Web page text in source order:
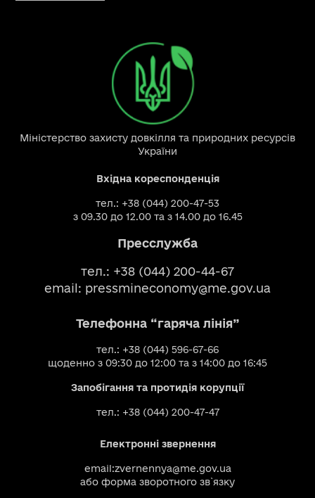
Міністерство захисту довкілля та природних ресурсів
України
Вхідна кореспонденція
тел.: +38 (044) 200-47-53
з 09.30 до 12.00 та з 14.00 до 16.45
Пресслужба
тел.: +38 (044) 200-44-67
email: pressmineconomy@me.gov.ua
Телефонна “гаряча лінія”
тел.: +38 (044) 596-67-66
щоденно з 09:30 до 12:00 та з 14:00 до 16:45
Запобігання та протидія корупції
тел.: +38 (044) 200-47-47
Електронні звернення
email:zvernennya@me.gov.ua
або форма зворотного зв`язку